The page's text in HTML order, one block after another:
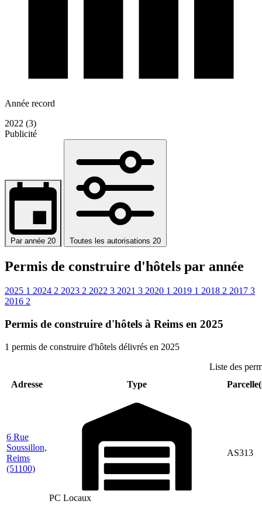
Année record
2022 (3)
Publicité
Par année 20 Toutes les autorisations 20
Permis de construire d'hôtels par année
2025 1 2024 2 2023 2 2022 3 2021 3 2020 1 2019 1 2018 2 2017 3
2016 2
Permis de construire d'hôtels à Reims en 2025
1 permis de construire d'hôtels délivrés en 2025
Liste des
Adresse
Type
6 Rue
Soussillon,
Reims
(51100)
PC Locaux
AS313